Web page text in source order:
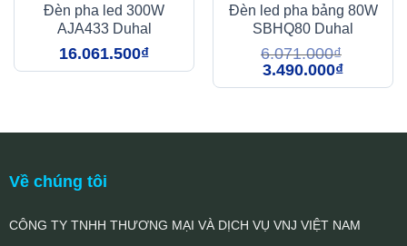
Đèn pha led 300W
AJA433 Duhal
16.061.500₫
Đèn led pha bảng 80W
SBHQ80 Duhal
6.071.000₫
Giá
gốc
là:
3.490.000₫Giá
hiện
tại
Về chúng tôi
CÔNG TY TNHH THƯƠNG MẠI VÀ DỊCH VỤ VNJ VIỆT NAM